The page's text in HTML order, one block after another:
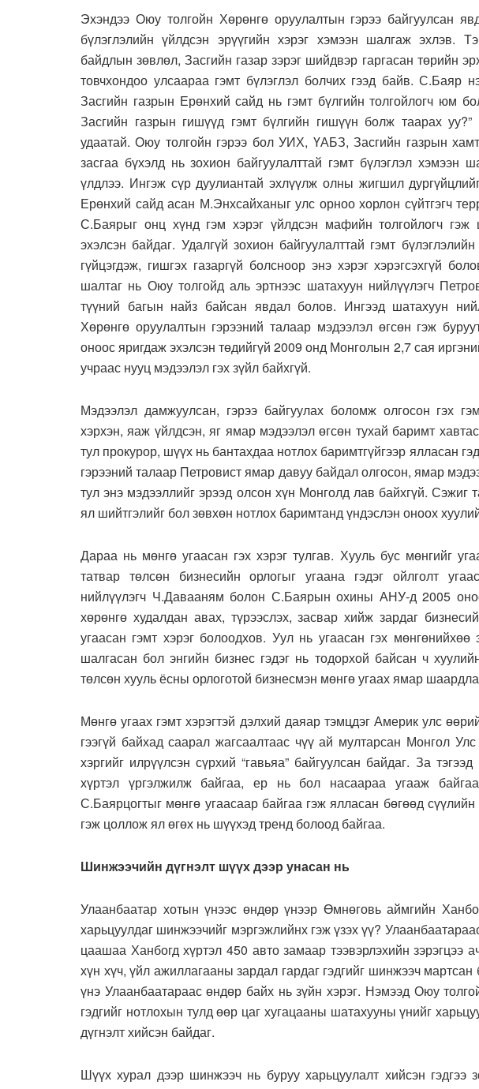
Эхэндээ Оюу толгойн Хөрөнгө оруулалтын гэрээ байгуулсан
бүлэглэлийн үйлдсэн эрүүгийн хэрэг хэмээн шалгаж эхлэв.
байдлын зөвлөл, Засгийн газар зэрэг шийдвэр гаргасан төрийн
товчхондоо улсаараа гэмт бүлэглэл болчих гээд байв. С.Баяр
Засгийн газрын Ерөнхий сайд нь гэмт бүлгийн толгойлогч юм
Засгийн газрын гишүүд гэмт бүлгийн гишүүн болж таарах
удаатай. Оюу толгойн гэрээ бол УИХ, ҮАБЗ, Засгийн газрын
засгаа бүхэлд нь зохион байгуулалттай гэмт бүлэглэл хэмээн
үлдлээ. Ингэж сүр дуулиантай эхлүүлж олны жигшил
Ерөнхий сайд асан М.Энхсайханыг улс орноо хорлон сүйтгэгч
С.Баярыг онц хүнд гэм хэрэг үйлдсэн мафийн толгойлогч
эхэлсэн байдаг. Удалгүй зохион байгуулалттай гэмт
гүйцэгдэж, гишгэх газаргүй болсноор энэ хэрэг хэрэгсэхгүй
шалтаг нь Оюу толгойд аль эртнээс шатахуун нийлүүлэгч
түүний багын найз байсан явдал болов. Ингээд шатахуун
Хөрөнгө оруулалтын гэрээний талаар мэдээлэл өгсөн гэж
оноос яригдаж эхэлсэн төдийгүй 2009 онд Монголын 2,7 сая
учраас нууц мэдээлэл гэх зүйл байхгүй.
Мэдээлэл дамжуулсан, гэрээ байгуулах боломж олгосон гэх
хэрхэн, яаж үйлдсэн, яг ямар мэдээлэл өгсөн тухай баримт
тул прокурор, шүүх нь бантахдаа нотлох баримтгүйгээр ялласан
гэрээний талаар Петровист ямар давуу байдал олгосон, ямар
тул энэ мэдээллийг эрээд олсон хүн Монголд лав байхгүй. Сэжиг
ял шийтгэлийг бол зөвхөн нотлох баримтанд үндэслэн оноох
Дараа нь мөнгө угаасан гэх хэрэг тулгав. Хууль бус мөнгийг
татвар төлсөн бизнесийн орлогыг угаана гэдэг ойлголт
нийлүүлэгч Ч.Давааням болон С.Баярын охины АНУ-д 2005
хөрөнгө худалдан авах, түрээслэх, засвар хийж зардаг
угаасан гэмт хэрэг болоодхов. Уул нь угаасан гэх
шалгасан бол энгийн бизнес гэдэг нь тодорхой байсан ч
төлсөн хууль ёсны орлоготой бизнесмэн мөнгө угаах ямар
Мөнгө угаах гэмт хэрэгтэй дэлхий даяар тэмцдэг Америк улс
гээгүй байхад саарал жагсаалтаас чүү ай мултарсан Монгол
хэргийг илрүүлсэн сүрхий “гавьяа” байгуулсан байдаг. За
хүртэл үргэлжилж байгаа, ер нь бол насаараа угааж
С.Баярцогтыг мөнгө угаасаар байгаа гэж ялласан бөгөөд
гэж цоллож ял өгөх нь шүүхэд тренд болоод байгаа.
Шинжээчийн дүгнэлт шүүх дээр унасан нь
Улаанбаатар хотын үнээс өндөр үнээр Өмнөговь аймгийн
харьцуулдаг шинжээчийг мэргэжлийнх гэж үзэх үү?
цаашаа Ханбогд хүртэл 450 авто замаар тээвэрлэхийн зэрэгцээ
хүн хүч, үйл ажиллагааны зардал гардаг гэдгийг шинжээч
үнэ Улаанбаатараас өндөр байх нь зүйн хэрэг. Нэмээд Оюу
гэдгийг нотлохын тулд өөр цаг хугацааны шатахууны үнийг
дүгнэлт хийсэн байдаг.
Шүүх хурал дээр шинжээч нь буруу харьцуулалт хийсэн гэдгээ